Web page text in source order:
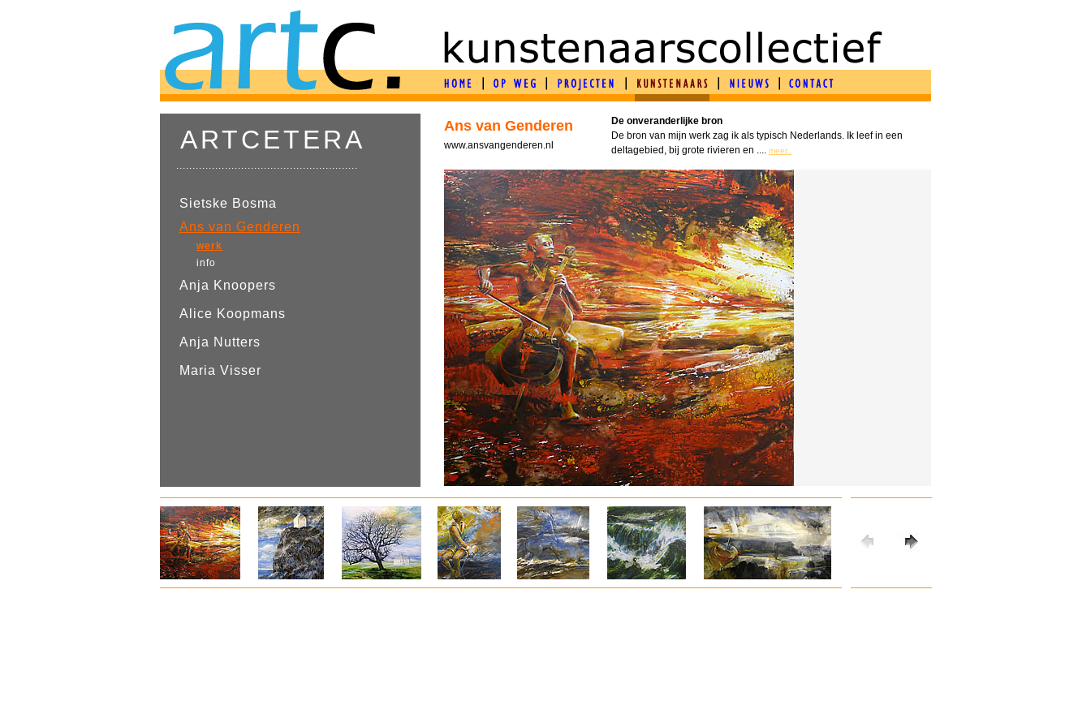
ARTCETERA
........................................................
Sietske Bosma
Ans van Genderen
werk
info
Anja Knoopers
Alice Koopmans
Anja Nutters
Maria Visser
Ans van Genderen
www.ansvangenderen.nl
De onveranderlijke bron
De bron van mijn werk zag ik als typisch Nederlands. Ik leef in een
deltagebied, bij grote rivieren en .... meer..